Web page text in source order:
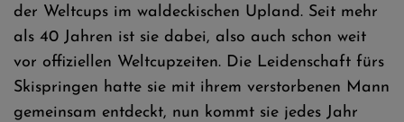
der Weltcups im waldeckischen Upland. Seit mehr
als 40 Jahren ist sie dabei, also auch schon weit
vor offiziellen Weltcupzeiten. Die Leidenschaft fürs
Skispringen hatte sie mit ihrem verstorbenen Mann
gemeinsam entdeckt, nun kommt sie jedes Jahr